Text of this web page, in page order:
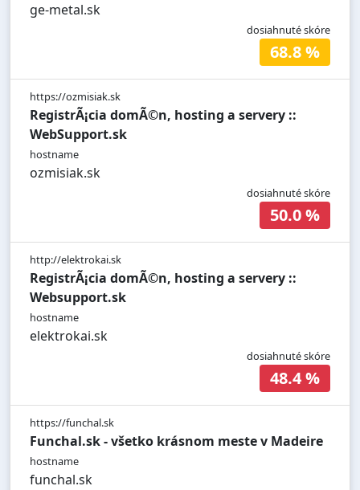
ge-metal.sk
dosiahnuté skóre
68.8 %
https://ozmisiak.sk
RegistrÃ¡cia domÃ©n, hosting a servery ::
WebSupport.sk
hostname
ozmisiak.sk
dosiahnuté skóre
50.0 %
http://elektrokai.sk
RegistrÃ¡cia domÃ©n, hosting a servery ::
Websupport.sk
hostname
elektrokai.sk
dosiahnuté skóre
48.4 %
https://funchal.sk
Funchal.sk - všetko krásnom meste v Madeire
hostname
funchal.sk